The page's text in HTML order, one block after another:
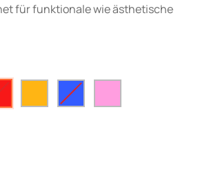
für funktionale wie ästhetische